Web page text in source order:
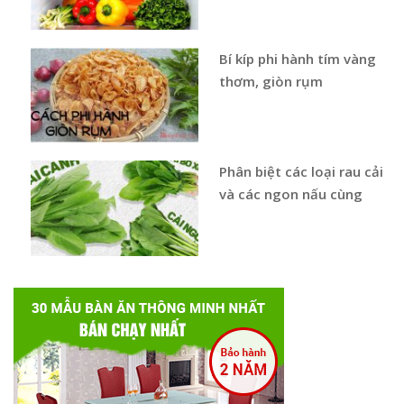
Bí kíp phi hành tím vàng
thơm, giòn rụm
Phân biệt các loại rau cải
và các ngon nấu cùng